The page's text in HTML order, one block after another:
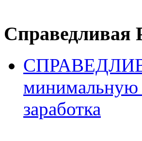
Справедливая
минимальную
заработка